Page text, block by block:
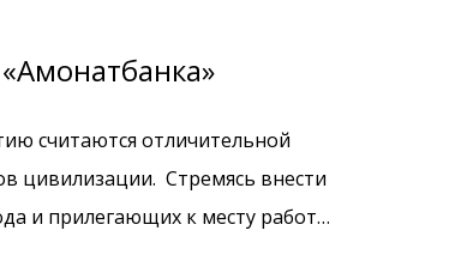
считаются отличительной
цивилизации. Стремясь внести
и прилегающих к месту работы